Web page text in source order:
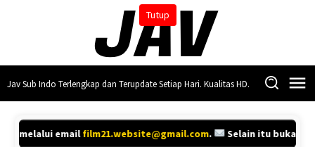
Tutup
Jav Sub Indo Terlengkap dan Terupdate Setiap Hari. Kualitas HD.
melalui emailfilm21.website@gmail.com. Selain itu bukan